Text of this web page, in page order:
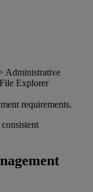
Administrative
Explorer
requirements.